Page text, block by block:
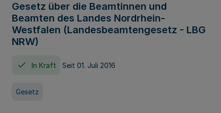
Gesetz über die Beamtinnen und
Beamten des Landes Nordrhein-
Westfalen (Landesbeamtengesetz - LBG
NRW)
In Kraft Seit 01. Juli 2016
Gesetz